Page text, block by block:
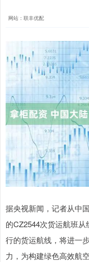
网站：联丰优配
据央视新闻，记者从中
的CZ2544次货运航班
行的货运航线，将进一
力，为构建绿色高效航